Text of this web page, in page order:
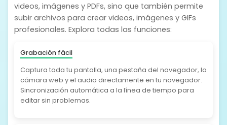
videos, imágenes y PDFs, sino que también permite
subir archivos para crear videos, imágenes y GIFs
profesionales. Explora todas las funciones:
Grabación fácil
Captura toda tu pantalla, una pestaña del navegador, la
cámara web y el audio directamente en tu navegador.
Sincronización automática a la línea de tiempo para
editar sin problemas.